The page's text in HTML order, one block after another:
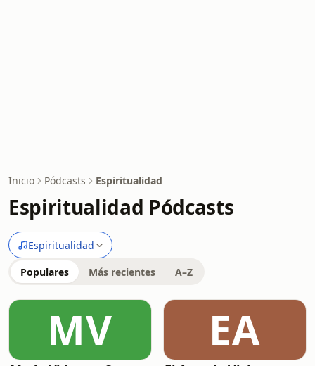
Inicio Pódcasts Espiritualidad
Espiritualidad Pódcasts
Espiritualidad
Populares Más recientes A–Z
MV EA